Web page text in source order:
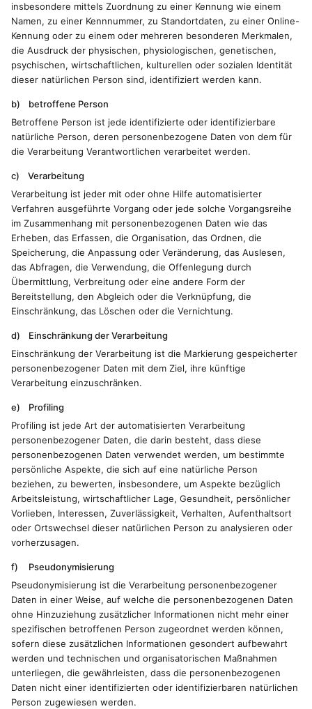
insbesondere mittels Zuordnung zu einer Kennung wie einem
Namen, zu einer Kennnummer, zu Standortdaten, zu einer Online-
Kennung oder zu einem oder mehreren besonderen Merkmalen,
die Ausdruck der physischen, physiologischen, genetischen,
psychischen, wirtschaftlichen, kulturellen oder sozialen Identität
dieser natürlichen Person sind, identifiziert werden kann.
b) betroffene Person
Betroffene Person ist jede identifizierte oder identifizierbare
natürliche Person, deren personenbezogene Daten von dem für
die Verarbeitung Verantwortlichen verarbeitet werden.
c) Verarbeitung
Verarbeitung ist jeder mit oder ohne Hilfe automatisierter
Verfahren ausgeführte Vorgang oder jede solche Vorgangsreihe
im Zusammenhang mit personenbezogenen Daten wie das
Erheben, das Erfassen, die Organisation, das Ordnen, die
Speicherung, die Anpassung oder Veränderung, das Auslesen,
das Abfragen, die Verwendung, die Offenlegung durch
Übermittlung, Verbreitung oder eine andere Form der
Bereitstellung, den Abgleich oder die Verknüpfung, die
Einschränkung, das Löschen oder die Vernichtung.
d) Einschränkung der Verarbeitung
Einschränkung der Verarbeitung ist die Markierung gespeicherter
personenbezogener Daten mit dem Ziel, ihre künftige
Verarbeitung einzuschränken.
e) Profiling
Profiling ist jede Art der automatisierten Verarbeitung
personenbezogener Daten, die darin besteht, dass diese
personenbezogenen Daten verwendet werden, um bestimmte
persönliche Aspekte, die sich auf eine natürliche Person
beziehen, zu bewerten, insbesondere, um Aspekte bezüglich
Arbeitsleistung, wirtschaftlicher Lage, Gesundheit, persönlicher
Vorlieben, Interessen, Zuverlässigkeit, Verhalten, Aufenthaltsort
oder Ortswechsel dieser natürlichen Person zu analysieren oder
vorherzusagen.
f) Pseudonymisierung
Pseudonymisierung ist die Verarbeitung personenbezogener
Daten in einer Weise, auf welche die personenbezogenen Daten
ohne Hinzuziehung zusätzlicher Informationen nicht mehr einer
spezifischen betroffenen Person zugeordnet werden können,
sofern diese zusätzlichen Informationen gesondert aufbewahrt
werden und technischen und organisatorischen Maßnahmen
unterliegen, die gewährleisten, dass die personenbezogenen
Daten nicht einer identifizierten oder identifizierbaren natürlichen
Person zugewiesen werden.